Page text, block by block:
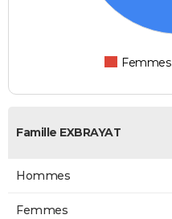
Femmes
Famille EXBRAYAT
Hommes
Femmes